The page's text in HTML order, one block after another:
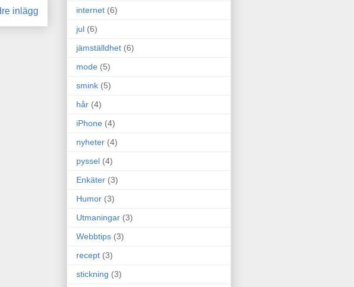
inlägg
internet (6)
jul (6)
jämställdhet (6)
mode (5)
smink (5)
hår (4)
iPhone (4)
nyheter (4)
pyssel (4)
Enkäter (3)
Humor (3)
Utmaningar (3)
Webbtips (3)
recept (3)
stickning (3)